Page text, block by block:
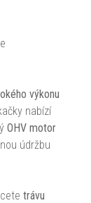
výkonu
nabízí
OHV motor
údržbu
trávu